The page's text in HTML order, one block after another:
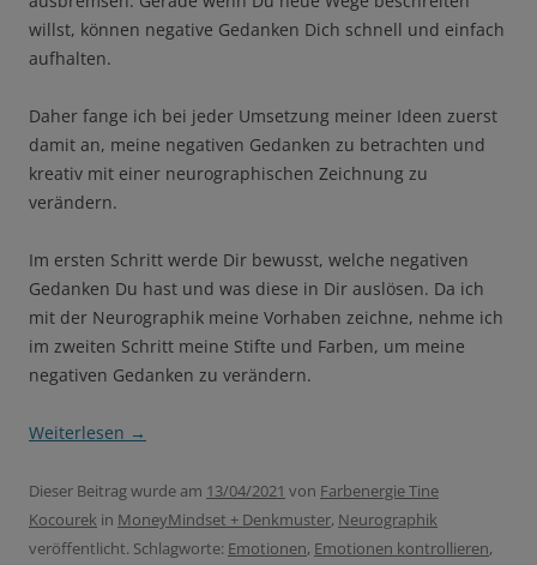
willst, können negative Gedanken Dich schnell und einfach
aufhalten.
Daher fange ich bei jeder Umsetzung meiner Ideen zuerst
damit an, meine negativen Gedanken zu betrachten und
kreativ mit einer neurographischen Zeichnung zu
verändern.
Im ersten Schritt werde Dir bewusst, welche negativen
Gedanken Du hast und was diese in Dir auslösen. Da ich
mit der Neurographik meine Vorhaben zeichne, nehme ich
im zweiten Schritt meine Stifte und Farben, um meine
negativen Gedanken zu verändern.
Weiterlesen →
Dieser Beitrag wurde am 13/04/2021 von Farbenergie Tine
Kocourek in MoneyMindset + Denkmuster, Neurographik
veröffentlicht. Schlagworte: Emotionen, Emotionen kontrollieren,